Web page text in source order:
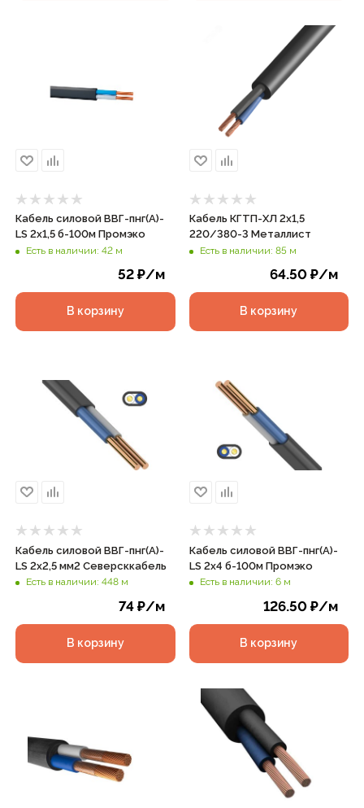
Кабель силовой ВВГ-пнг(А)-
LS 2х1,5 б-100м Промэко
Есть в наличии: 42 м
52₽/м
В корзину
Кабель КГТП-ХЛ 2х1,5
220/380-3 Металлист
Есть в наличии: 85 м
64.50 ₽/м
В корзину
Кабель силовой ВВГ-пнг(А)-
LS 2х2,5 мм2 Северсккабель
Есть в наличии: 448 м
74₽/м
В корзину
Кабель силовой ВВГ-пнг(А)-
LS 2х4 б-100м Промэко
Есть в наличии: 6 м
126.50 ₽/м
В корзину